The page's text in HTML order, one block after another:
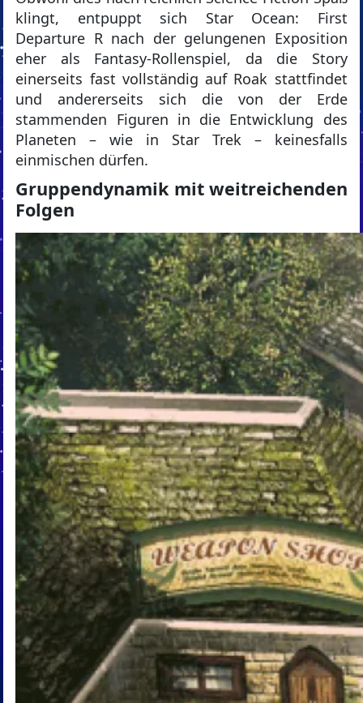
klingt, entpuppt sich Star Ocean: First
Departure R nach der gelungenen Exposition
eher als Fantasy-Rollenspiel, da die Story
einerseits fast vollständig auf Roak stattfindet
und andererseits sich die von der Erde
stammenden Figuren in die Entwicklung des
Planeten – wie in Star Trek – keinesfalls
einmischen dürfen.
Gruppendynamik mit weitreichenden
Folgen